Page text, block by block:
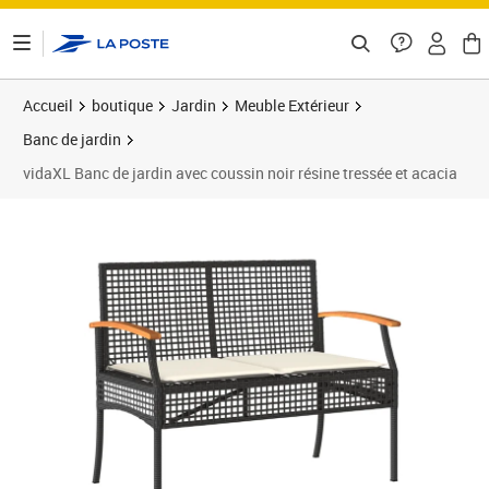
Accueil boutique Jardin
Meuble Extérieur
Banc de jardin
vidaXL Banc de jardin avec coussin noir résine tressée et acacia